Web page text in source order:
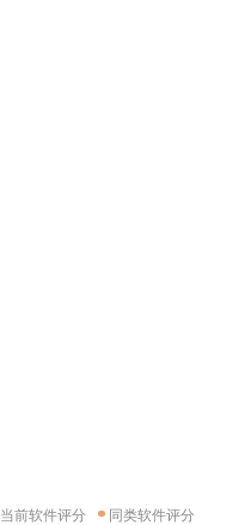
当前软件评分 同类软件评分